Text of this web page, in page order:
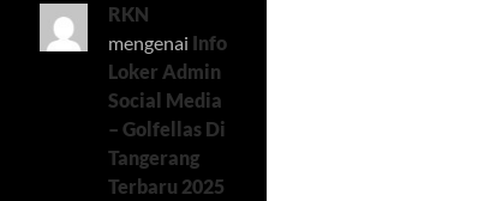
RKN
mengenai Info
Loker Admin
Social Media
– Golfellas Di
Tangerang
Terbaru 2025